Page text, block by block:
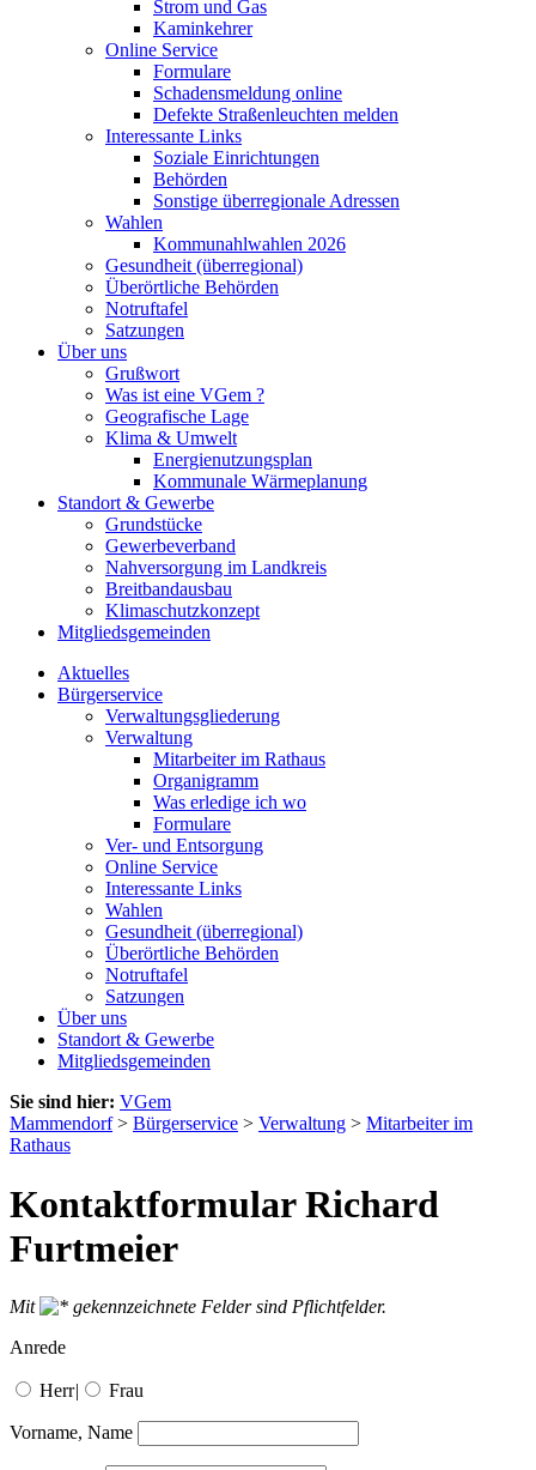
Strom und Gas
Kaminkehrer
Online Service
Formulare
Schadensmeldung online
Defekte Straßenleuchten melden
Interessante Links
Soziale Einrichtungen
Behörden
Sonstige überregionale Adressen
Wahlen
Kommunahlwahlen 2026
Gesundheit (überregional)
Überörtliche Behörden
Notruftafel
Satzungen
Über uns
Grußwort
Was ist eine VGem ?
Geografische Lage
Klima & Umwelt
Energienutzungsplan
Kommunale Wärmeplanung
Standort & Gewerbe
Grundstücke
Gewerbeverband
Nahversorgung im Landkreis
Breitbandausbau
Klimaschutzkonzept
Mitgliedsgemeinden
Aktuelles
Bürgerservice
Verwaltungsgliederung
Verwaltung
Mitarbeiter im Rathaus
Organigramm
Was erledige ich wo
Formulare
Ver- und Entsorgung
Online Service
Interessante Links
Wahlen
Gesundheit (überregional)
Überörtliche Behörden
Notruftafel
Satzungen
Über uns
Standort & Gewerbe
Mitgliedsgemeinden
Sie sind hier: VGem
Mammendorf> Bürgerservice > Verwaltung > Mitarbeiter im
Rathaus
Kontaktformular Richard
Furtmeier
Mit
gekennzeichnete Felder sind Pflichtfelder.
Anrede
Herr| Frau
Vorname, Name